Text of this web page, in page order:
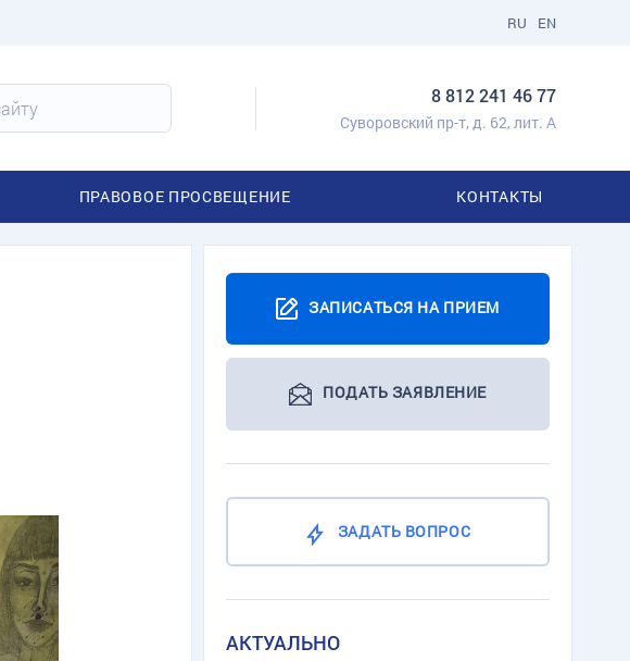
EN
RU
8 812 241 46 77
Суворовский пр-т, д. 62, лит. А
ПРАВОВОЕ ПРОСВЕЩЕНИЕ КОНТАКТЫ
ЗАПИСАТЬСЯ НА ПРИЕМ
ПОДАТЬ ЗАЯВЛЕНИЕ
ЗАДАТЬ ВОПРОС
АКТУАЛЬНО